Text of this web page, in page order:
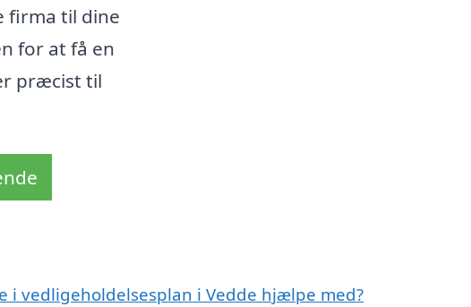
firma til dine
for at få en
præcist til
i vedligeholdelsesplan i Vedde hjælpe med?